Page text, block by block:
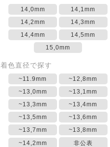
14,0mm
14,1mm
14,2mm
14,3mm
14,4mm
14,5mm
15,0mm
着色直径で探す
~11.9mm
~12,8mm
~13,0mm
~13,1mm
~13,3mm
~13,4mm
~13,5mm
~13,6mm
~13,7mm
~13,8mm
~14,2mm
非公表